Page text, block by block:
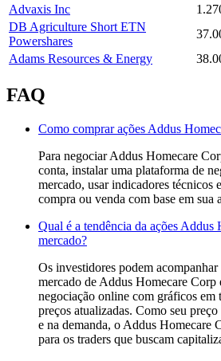
Advaxis Inc
DB Agriculture Short ETN
Powershares
Adams Resources & Energy
FAQ
Como comprar ações Addus
Para negociar Addus Homecare
conta, instalar uma plataforma de
mercado, usar indicadores técnicos
compra ou venda com base em sua
Qual é a tendência da ações Addus
mercado?
Os investidores podem
mercado de Addus Homecare Corp
negociação online com gráficos em
preços atualizadas. Como seu
e na demanda, o Addus Homecare
para os traders que buscam